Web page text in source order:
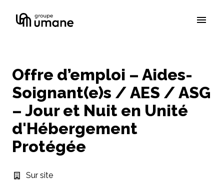
Page d'accueil
Offre d’emploi – Aides-
Soignant(e)s / AES / ASG
– Jour et Nuit en Unité
d'Hébergement
Protégée
Sur site